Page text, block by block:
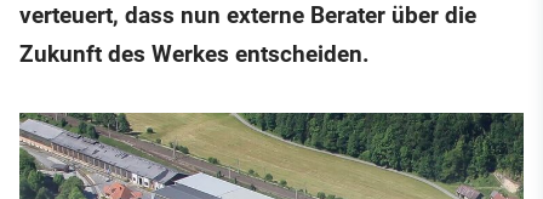
verteuert, dass nun externe Berater über die
Zukunft des Werkes entscheiden.